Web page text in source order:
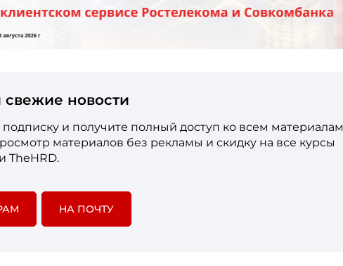
свежие новости
и получите полный доступ ко всем материалам
материалов без рекламы и скидку на все курсы
TheHRD.
НА ПОЧТУ